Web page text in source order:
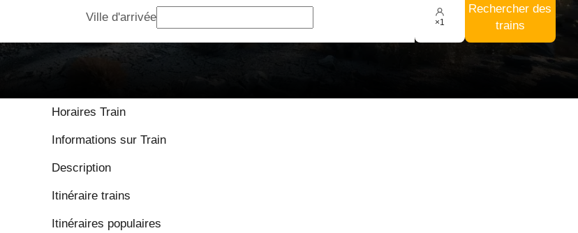
Ville d'arrivée ×1
Rechercher des
trains
Horaires Train
Informations sur Train
Description
Itinéraire trains
Itinéraires populaires